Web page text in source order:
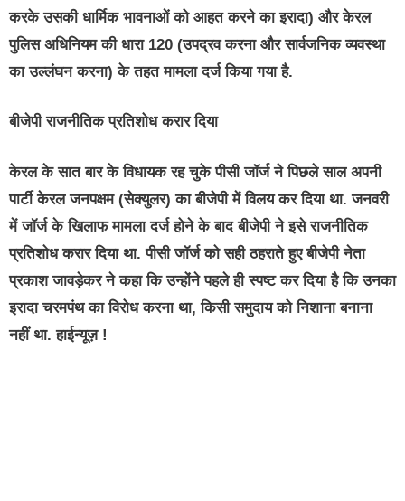
करके उसकी धार्मिक भावनाओं को आहत करने का इरादा) और केरल
पुलिस अधिनियम की धारा 120 (उपद्रव करना और सार्वजनिक व्यवस्था
का उल्लंघन करना) के तहत मामला दर्ज किया गया है.
बीजेपी राजनीतिक प्रतिशोध करार दिया
केरल के सात बार के विधायक रह चुके पीसी जॉर्ज ने पिछले साल अपनी
पार्टी केरल जनपक्षम (सेक्युलर) का बीजेपी में विलय कर दिया था. जनवरी
में जॉर्ज के खिलाफ मामला दर्ज होने के बाद बीजेपी ने इसे राजनीतिक
प्रतिशोध करार दिया था. पीसी जॉर्ज को सही ठहराते हुए बीजेपी नेता
प्रकाश जावड़ेकर ने कहा कि उन्होंने पहले ही स्पष्ट कर दिया है कि उनका
इरादा चरमपंथ का विरोध करना था, किसी समुदाय को निशाना बनाना
नहीं था. हाईन्यूज़ !